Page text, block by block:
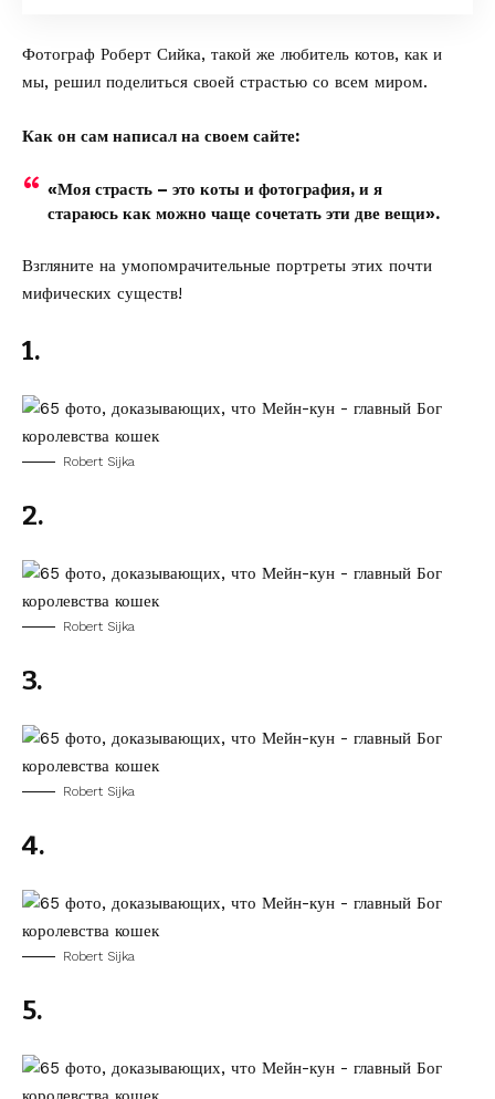
Фотограф Роберт Сийка, такой же любитель котов, как и
мы, решил поделиться своей страстью со всем миром.
Как он сам написал на своем сайте:
«Моя страсть – это коты и фотография, и я
стараюсь как можно чаще сочетать эти две вещи».
Взгляните на умопомрачительные портреты этих почти
мифических существ!
1.
Robert Sijka
2.
Robert Sijka
3.
Robert Sijka
4.
Robert Sijka
5.